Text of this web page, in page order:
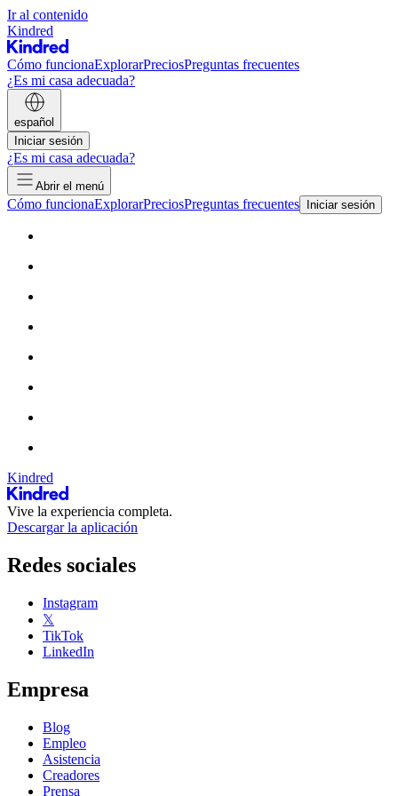
Ir al contenido
Kindred
Cómo funcionaExplorarPreciosPreguntas frecuentes
¿Es mi casa adecuada?
español
Iniciar sesión
¿Es mi casa adecuada?
Abrir el menú
Cómo funcionaExplorarPreciosPreguntas frecuentes Iniciar sesión
Kindred
Vive la experiencia completa.
Descargar la aplicación
Redes sociales
Instagram
𝕏
TikTok
LinkedIn
Empresa
Blog
Empleo
Asistencia
Creadores
Prensa